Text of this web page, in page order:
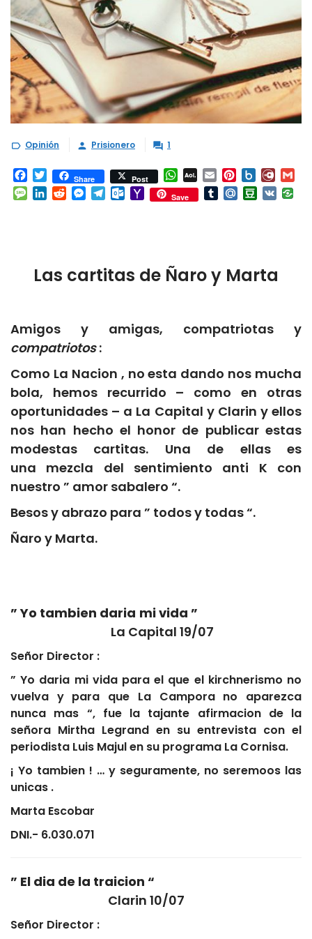
 Opinión  Prisionero  1
Facebook
TwitterShare Post WhatsApp
AOL
Mail
EmailPinterest
Box.net
Message
LinkedInRedditMessenger
TelegramOutlook.com
YahooSave TumblrMail.RuDouban
VK
Las cartitas de Ñaro y Marta
Amigos y amigas, compatriotas y
compatriotos:
Como La Nacion , no esta dando nos mucha
bola, hemos recurrido – como en otras
oportunidades – a La Capital y Clarin y ellos
nos han hecho el honor de publicar estas
modestas cartitas. Una de ellas es
una mezcla del sentimiento anti K con
nuestro ” amor sabalero “.
Besos y abrazo para ” todos y todas “.
Ñaro y Marta.
” Yo tambien daria mi vida ”
La Capital 19/07
Señor Director :
” Yo daria mi vida para el que el kirchnerismo no
vuelva y para que La Campora no aparezca
nunca mas “, fue la tajante afirmacion de la
señora Mirtha Legrand en su entrevista con el
periodista Luis Majul en su programa La Cornisa.
¡ Yo tambien ! … y seguramente, no seremoos las
unicas .
Marta Escobar
DNI.- 6.030.071
” El dia de la traicion “
Clarin 10/07
Señor Director :